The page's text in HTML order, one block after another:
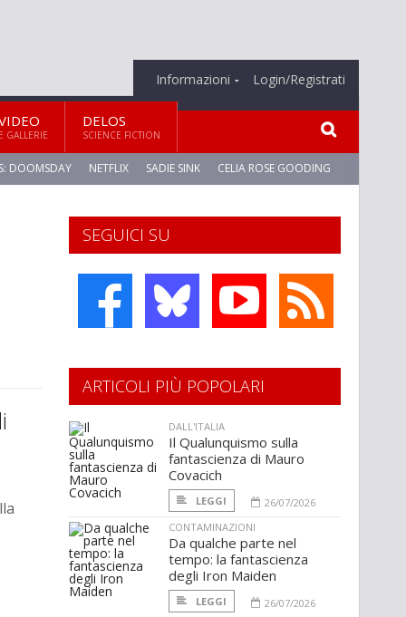
Informazioni Login/Registrati
E GALLERIE
DELOS
SCIENCE FICTION
DOOMSDAY NETFLIX SADIE SINK CELIA ROSE GOODING
SEGUICI SU
ARTICOLI PIÙ POPOLARI
DALL'ITALIA
Il Qualunquismo sulla
fantascienza di Mauro
Covacich
LEGGI
26/07/2026
CONTAMINAZIONI
Da qualche parte nel
tempo: la fantascienza
degli Iron Maiden
LEGGI
26/07/2026